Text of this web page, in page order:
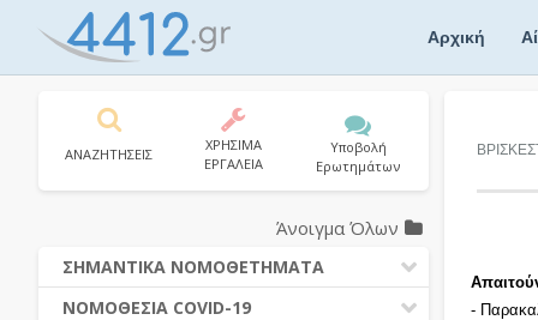
Αρχική
-
ΑΝΑΖΗΤΗΣΕΙΣ
ΧΡΗΣΙΜΑ
ΕΡΓΑΛΕΙΑ
Υποβολή
Ερωτημάτων
Άνοιγμα Όλων
ΣΗΜΑΝΤΙΚΑ ΝΟΜΟΘΕΤΗΜΑΤΑ
ΔΗΜΟΣΙΕΣ ΣΥΜΒΑΣΕΙΣ (Ν. 4412/2016)
ΝΟΜΟΘΕΣΙΑ COVID-19